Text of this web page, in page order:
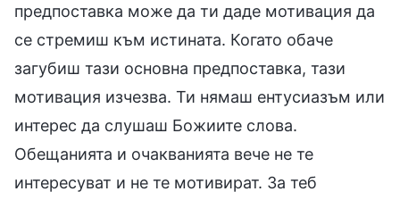
предпоставка може да ти даде мотивация да
се стремиш към истината. Когато обаче
загубиш тази основна предпоставка, тази
мотивация изчезва. Ти нямаш ентусиазъм или
интерес да слушаш Божиите слова.
Обещанията и очакванията вече не те
интересуват и не те мотивират. За теб